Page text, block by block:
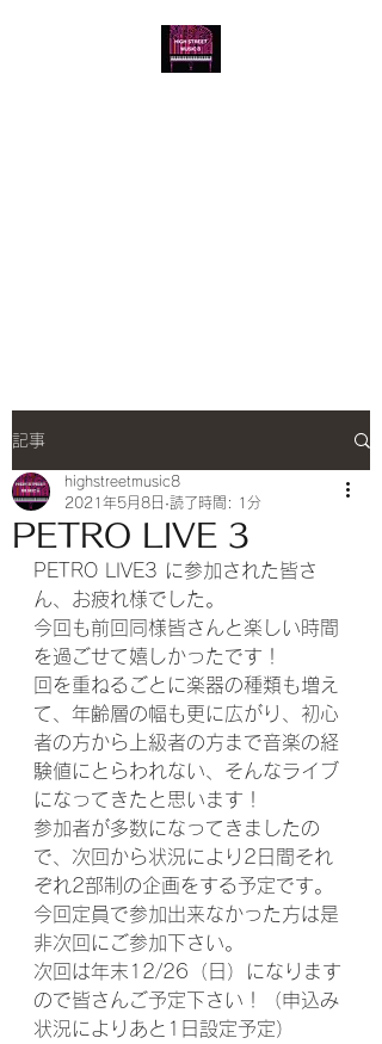
記事
PETRO LIVE 3
highstreetmusic8
2021年5月8日 読了時間: 1分
PETRO LIVE3 に参加された皆さ
ん、お疲れ様でした。
今回も前回同様皆さんと楽しい時間
を過ごせて嬉しかったです！
回を重ねるごとに楽器の種類も増え
て、年齢層の幅も更に広がり、初心
者の方から上級者の方まで音楽の経
験値にとらわれない、そんなライブ
になってきたと思います！
参加者が多数になってきましたの
で、次回から状況により2日間それ
ぞれ2部制の企画をする予定です。
今回定員で参加出来なかった方は是
非次回にご参加下さい。
次回は年末12/26（日）になります
ので皆さんご予定下さい！（申込み
状況によりあと1日設定予定）